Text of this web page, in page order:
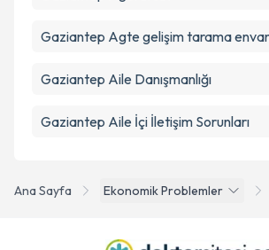
Ana Sayfa Ekonomik Problemler
Gaziantep Agte gelişim tarama
Gaziantep Aile Danışmanlığı
Gaziantep Aile İçi İletişim Sorunları